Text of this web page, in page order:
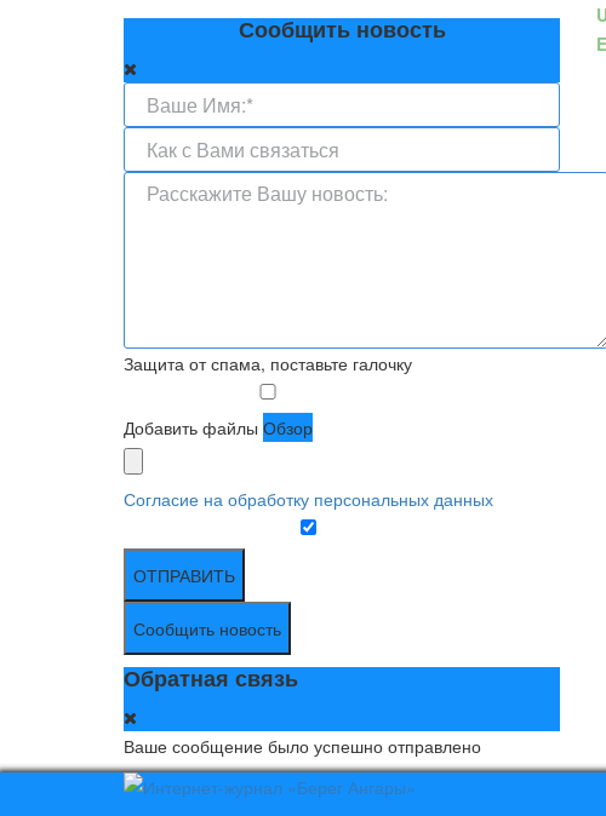
Сообщить новость
Защита от спама, поставьте галочку
Добавить файлы Обзор
Согласие на обработку персональных данных
ОТПРАВИТЬ
Сообщить новость
Обратная связь
Ваше сообщение было успешно отправлено